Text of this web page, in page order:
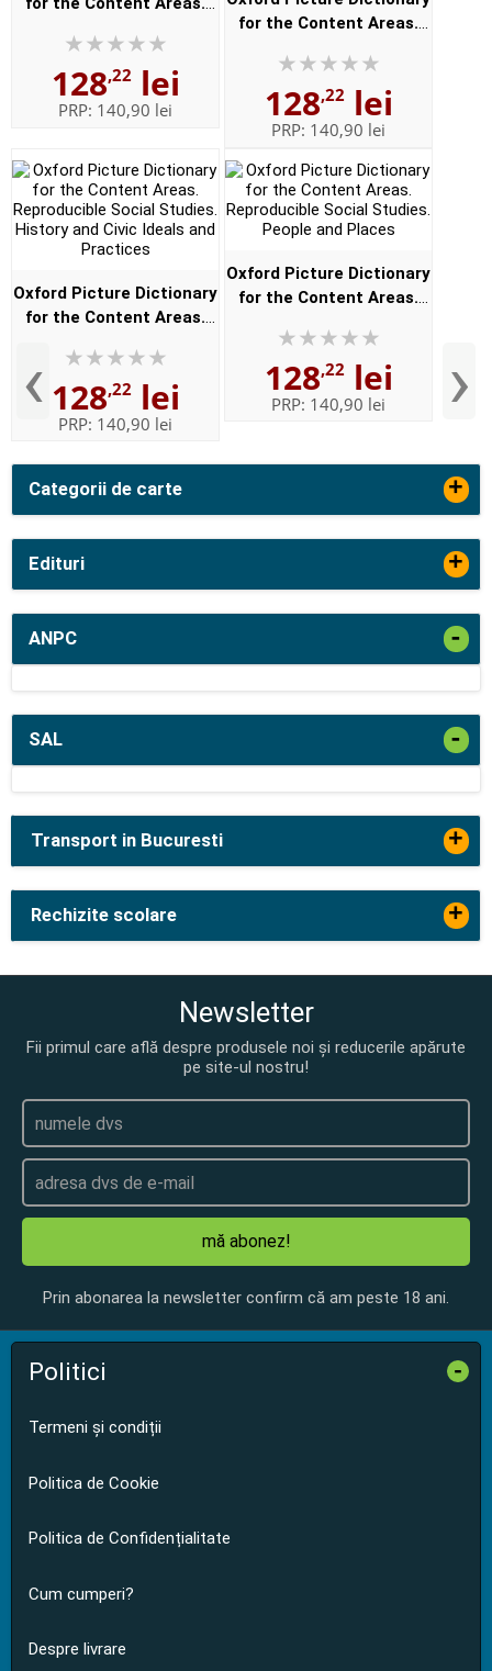
Categorii de carte +
Edituri +
ANPC -
SAL -
‹
Technology
128,22lei
PRP: 140,90 lei
for the Content Areas.
Science, Earth and Space
Science
128,22lei
PRP: 140,90 lei
Oxford Picture Dictionary
for the Content Areas.
Studies. History and Civic
Ideals and Practices
128,22lei
PRP: 140,90 lei
Oxford Picture Dictionary
for the Content Areas.
Studies. People and
Places
128,22lei
PRP: 140,90 lei ›
Transport in Bucuresti +
Rechizite scolare +
Newsletter
Fii primul care află despre produsele noi și reducerile apărute
pe site-ul nostru!
mă abonez!
Prin abonarea la newsletter confirm că am peste 18 ani.
Politici -
Termeni și condiții
Politica de Cookie
Politica de Confidențialitate
Cum cumperi?
Despre livrare